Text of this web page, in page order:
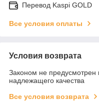
Перевод Kaspi GOLD
Все условия оплаты
Условия возврата
Законом не предусмотрен
надлежащего качества
Все условия возврата